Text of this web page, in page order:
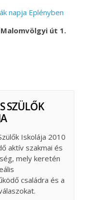
napja Eplényben
Malomvölgyi út 1.
SZÜLŐK
Iskolája 2010
aktív szakmai és
mely keretén
családra és a